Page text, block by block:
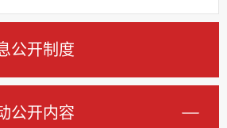
公开制度
公开内容